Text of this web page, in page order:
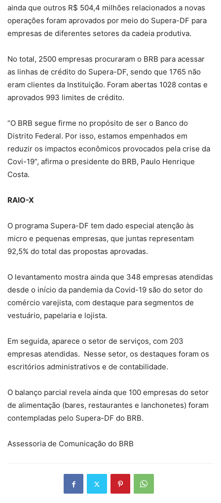
ainda que outros R$ 504,4 milhões relacionados a novas
operações foram aprovados por meio do Supera-DF para
empresas de diferentes setores da cadeia produtiva.
No total, 2500 empresas procuraram o BRB para acessar
as linhas de crédito do Supera-DF, sendo que 1765 não
eram clientes da Instituição. Foram abertas 1028 contas e
aprovados 993 limites de crédito.
“O BRB segue firme no propósito de ser o Banco do
Distrito Federal. Por isso, estamos empenhados em
reduzir os impactos econômicos provocados pela crise da
Covi-19”, afirma o presidente do BRB, Paulo Henrique
Costa.
RAIO-X
O programa Supera-DF tem dado especial atenção às
micro e pequenas empresas, que juntas representam
92,5% do total das propostas aprovadas.
O levantamento mostra ainda que 348 empresas atendidas
desde o início da pandemia da Covid-19 são do setor do
comércio varejista, com destaque para segmentos de
vestuário, papelaria e lojista.
Em seguida, aparece o setor de serviços, com 203
empresas atendidas. Nesse setor, os destaques foram os
escritórios administrativos e de contabilidade.
O balanço parcial revela ainda que 100 empresas do setor
de alimentação (bares, restaurantes e lanchonetes) foram
contempladas pelo Supera-DF do BRB.
Assessoria de Comunicação do BRB